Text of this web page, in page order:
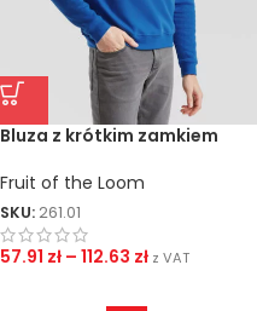
Bluza z krótkim zamkiem
Fruit of the Loom
SKU: 261.01
57.91 zł – 112.63 zł z VAT